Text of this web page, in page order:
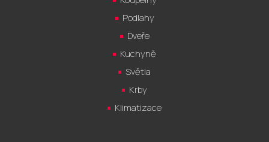
Podlahy
Dveře
Kuchyně
Světla
Krby
Klimatizace